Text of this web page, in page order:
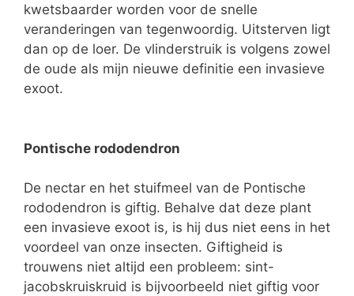
kwetsbaarder worden voor de snelle
veranderingen van tegenwoordig. Uitsterven ligt
dan op de loer. De vlinderstruik is volgens zowel
de oude als mijn nieuwe definitie een invasieve
exoot.
Pontische rododendron
De nectar en het stuifmeel van de Pontische
rododendron is giftig. Behalve dat deze plant
een invasieve exoot is, is hij dus niet eens in het
voordeel van onze insecten. Giftigheid is
trouwens niet altijd een probleem: sint-
jacobskruiskruid is bijvoorbeeld niet giftig voor